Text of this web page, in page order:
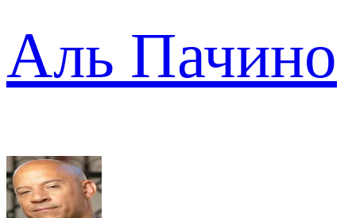
Аль Пачино